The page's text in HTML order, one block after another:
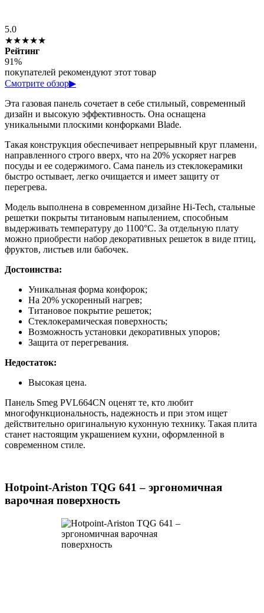
5.0
★★★★★
Рейтинг
91%
покупателей рекомендуют этот товар
Смотрите обзор▶
Эта газовая панель сочетает в себе стильный, современный
дизайн и высокую эффективность. Она оснащена
уникальными плоскими конфорками Blade.
Такая конструкция обеспечивает непрерывный круг пламени,
направленного строго вверх, что на 20% ускоряет нагрев
посуды и ее содержимого. Сама панель из стеклокерамики
быстро остывает, легко очищается и имеет защиту от
перегрева.
Модель выполнена в современном дизайне Hi-Tech, стальные
решетки покрыты титановым напылением, способным
выдерживать температуру до 1100°С. За отдельную плату
можно приобрести набор декоративных решеток в виде птиц,
фруктов, листьев или бабочек.
Достоинства:
Уникальная форма конфорок;
На 20% ускоренный нагрев;
Титановое покрытие решеток;
Стеклокерамическая поверхность;
Возможность установки декоративных упоров;
Защита от перегревания.
Недостаток:
Высокая цена.
Панель Smeg PVL664CN оценят те, кто любит
многофункциональность, надежность и при этом ищет
действительно оригинальную кухонную технику. Такая плита
станет настоящим украшением кухни, оформленной в
современном стиле.
Hotpoint-Ariston TQG 641 – эргономичная
варочная поверхность